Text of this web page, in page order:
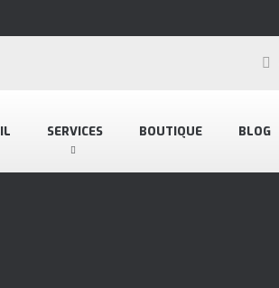
SERVICES BOUTIQUE BLOG